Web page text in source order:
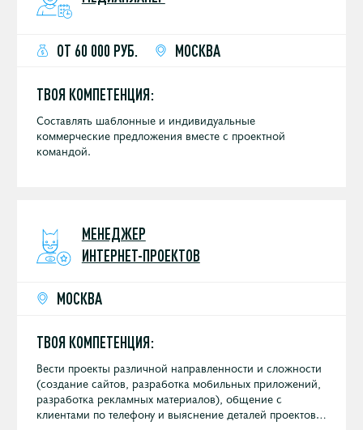
ОТ 60 000 РУБ. МОСКВА
ТВОЯ КОМПЕТЕНЦИЯ:
Составлять шаблонные и индивидуальные
коммерческие предложения вместе с проектной
командой.
МЕНЕДЖЕР
ИНТЕРНЕТ-ПРОЕКТОВ
МОСКВА
ТВОЯ КОМПЕТЕНЦИЯ:
Вести проекты различной направленности и сложности
(создание сайтов, разработка мобильных приложений,
разработка рекламных материалов), общение с
клиентами по телефону и выяснение деталей проектов;